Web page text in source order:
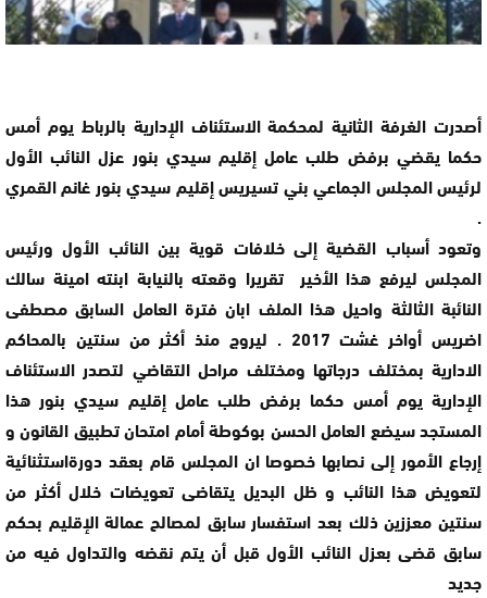
أصدرت الغرفة الثانية لمحكمة الاستئناف الإدارية بالرباط يوم أمس
حكما يقضي برفض طلب عامل إقليم سيدي بنور عزل النائب الأول
لرئيس المجلس الجماعي بني تسيريس إقليم سيدي بنور غانم القمري
.
وتعود أسباب القضية إلى خلافات قوية بين النائب الأول ورئيس
المجلس ليرفع هذا الأخير تقريرا وقعته بالنيابة ابنته امينة سالك
النائبة الثالثة واحيل هذا الملف ابان فترة العامل السابق مصطفى
اضريس أواخر غشت 2017 . ليروج منذ أكثر من سنتين بالمحاكم
الادارية بمختلف درجاتها ومختلف مراحل التقاضي لتصدر الاستئناف
الإدارية يوم أمس حكما برفض طلب عامل إقليم سيدي بنور هذا
المستجد سيضع العامل الحسن بوكوطة أمام امتحان تطبيق القانون و
إرجاع الأمور إلى نصابها خصوصا ان المجلس قام بعقد دورةاستثنائية
لتعويض هذا النائب و ظل البديل يتقاضى تعويضات خلال أكثر من
سنتين معززين ذلك بعد استفسار سابق لمصالح عمالة الإقليم بحكم
سابق قضى بعزل النائب الأول قبل أن يتم نقضه والتداول فيه من
جديد